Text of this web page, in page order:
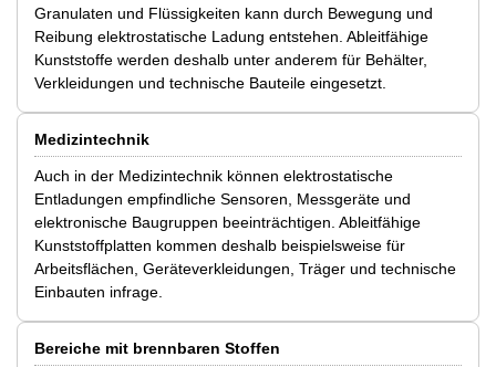
Granulaten und Flüssigkeiten kann durch Bewegung und
Reibung elektrostatische Ladung entstehen. Ableitfähige
Kunststoffe werden deshalb unter anderem für Behälter,
Verkleidungen und technische Bauteile eingesetzt.
Medizintechnik
Auch in der Medizintechnik können elektrostatische
Entladungen empfindliche Sensoren, Messgeräte und
elektronische Baugruppen beeinträchtigen. Ableitfähige
Kunststoffplatten kommen deshalb beispielsweise für
Arbeitsflächen, Geräteverkleidungen, Träger und technische
Einbauten infrage.
Bereiche mit brennbaren Stoffen